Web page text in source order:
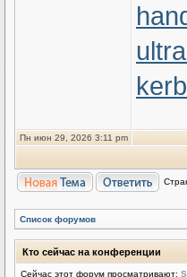
Пн июн 29, 2026 3:11 pm
Список форумов
Кто сейчас на конференции
Сейчас этот форум просматривают: